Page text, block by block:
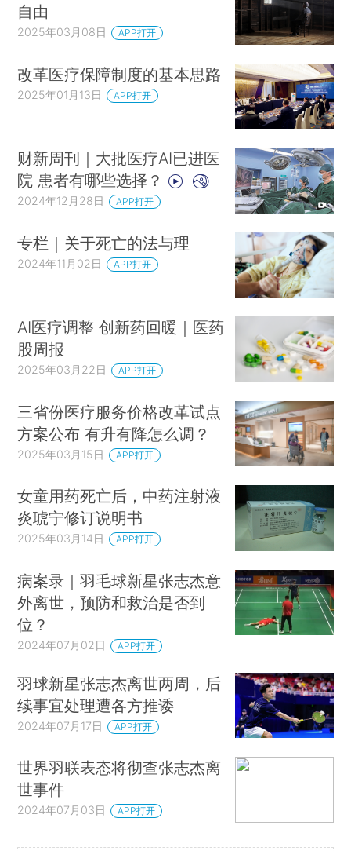
自由
2025年03月08日 APP打开
改革医疗保障制度的基本思路
2025年01月13日 APP打开
财新周刊｜大批医疗AI已进医
院 患者有哪些选择？
2024年12月28日 APP打开
专栏｜关于死亡的法与理
2024年11月02日 APP打开
AI医疗调整 创新药回暖｜医药
股周报
2025年03月22日 APP打开
三省份医疗服务价格改革试点
方案公布 有升有降怎么调？
2025年03月15日 APP打开
女童用药死亡后，中药注射液
炎琥宁修订说明书
2025年03月14日 APP打开
病案录｜羽毛球新星张志杰意
外离世，预防和救治是否到
位？
2024年07月02日 APP打开
羽球新星张志杰离世两周，后
续事宜处理遭各方推诿
2024年07月17日 APP打开
世界羽联表态将彻查张志杰离
世事件
2024年07月03日 APP打开